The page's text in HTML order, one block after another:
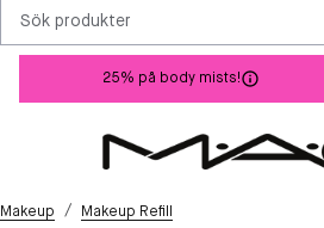
Sök produkter
25% på body mists!
Makeup / Makeup Refill